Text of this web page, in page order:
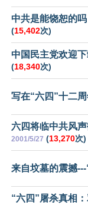
中共是能饶恕的
(15,402次)
中国民主党欢迎
(18,340次)
写在“六四”十二
六四将临中共风
2001/5/27 (13,270次)
来自坟墓的震撼
“六四”屠杀真相